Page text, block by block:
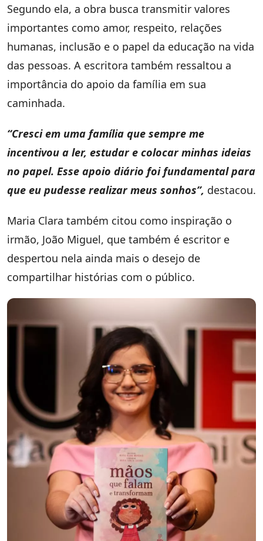
Segundo ela, a obra busca transmitir valores
importantes como amor, respeito, relações
humanas, inclusão e o papel da educação na vida
das pessoas. A escritora também ressaltou a
importância do apoio da família em sua
caminhada.
“Cresci em uma família que sempre me
incentivou a ler, estudar e colocar minhas ideias
no papel. Esse apoio diário foi fundamental para
que eu pudesse realizar meus sonhos”, destacou.
Maria Clara também citou como inspiração o
irmão, João Miguel, que também é escritor e
despertou nela ainda mais o desejo de
compartilhar histórias com o público.